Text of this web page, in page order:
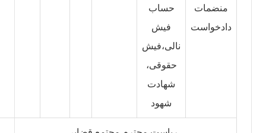
منضمات
دادخواست
حساب
فیش
نالی،فیش
حقوقی،
شهادت
شهود